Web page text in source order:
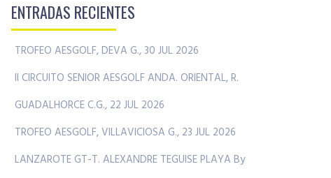
ENTRADAS RECIENTES
TROFEO AESGOLF, DEVA G., 30 JUL 2026
II CIRCUITO SENIOR AESGOLF ANDA. ORIENTAL, R.
GUADALHORCE C.G., 22 JUL 2026
TROFEO AESGOLF, VILLAVICIOSA G., 23 JUL 2026
LANZAROTE GT-T. ALEXANDRE TEGUISE PLAYA By